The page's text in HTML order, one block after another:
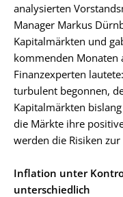
analysierten
Manager Markus
Kapitalmärkten und
kommenden Monaten
Finanzexperten
turbulent begonnen,
Kapitalmärkten
die Märkte ihre
werden die Risiken
Inflation unter
unterschiedlich